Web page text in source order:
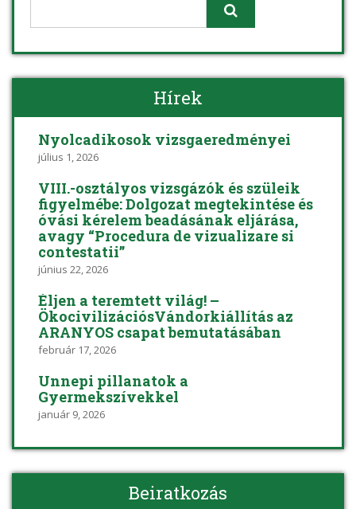
Hírek
Nyolcadikosok vizsgaeredményei
július 1, 2026
VIII.-osztályos vizsgázók és szüleik
figyelmébe: Dolgozat megtekintése és
óvási kérelem beadásának eljárása,
avagy “Procedura de vizualizare si
contestatii”
június 22, 2026
Éljen a teremtett világ! –
ÖkocivilizációsVándorkiállítás az
ARANYOS csapat bemutatásában
február 17, 2026
Ünnepi pillanatok a
Gyermekszívekkel
január 9, 2026
Beiratkozás